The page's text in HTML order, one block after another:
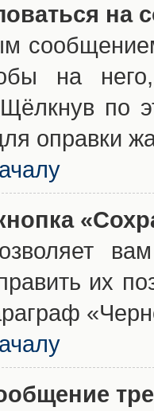
на
на
по
оправки
их